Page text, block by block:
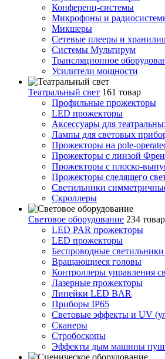
Конференц-системы
Микрофоны и
Микшеры
Сетевые плееры и
Системы Мультирум
Трансляционное
Усилители мощности
Театральный свет 161 товар
Профильные прожекторы
LED прожекторы
Аксессуары для
Лампы для световых
Прожекторы на pole-
Прожекторы с линзой
Прожекторы с плоско-
Прожекторы следящего
Светильники
Скроллеры
Световое оборудование 234
LED PAR прожекторы
LED прожекторы
Беспроводные
Вращающиеся головы
Контроллеры управления
Лазерные прожекторы
Линейки LED BAR
Приборы IP65
Световые эффекты и UV
Сканеры
Стробоскопы
Эффекты дым машины